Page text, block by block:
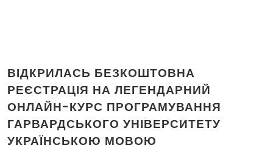
ВІДКРИЛАСЬ БЕЗКОШТОВНА
РЕЄСТРАЦІЯ НА ЛЕГЕНДАРНИЙ
ОНЛАЙН-КУРС ПРОГРАМУВАННЯ
ГАРВАРДСЬКОГО УНІВЕРСИТЕТУ
УКРАЇНСЬКОЮ МОВОЮ